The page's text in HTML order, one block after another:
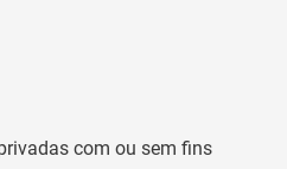
com ou sem fins